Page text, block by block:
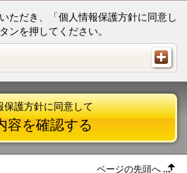
ただき、「個人情報保護方針に同意し
ンを押してください。
保護方針に同意して
容を確認する
ページの先頭へ